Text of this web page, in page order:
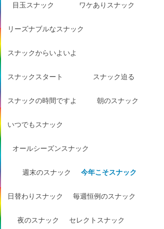
目玉スナック ワケありスナック
リーズナブルなスナック
スナックからいよいよ
スナックスタート スナック迫る
スナックの時間ですよ 朝のスナック
いつでもスナック
オールシーズンスナック
週末のスナック 今年こそスナック
日替わりスナック 毎週恒例のスナック
夜のスナック セレクトスナック